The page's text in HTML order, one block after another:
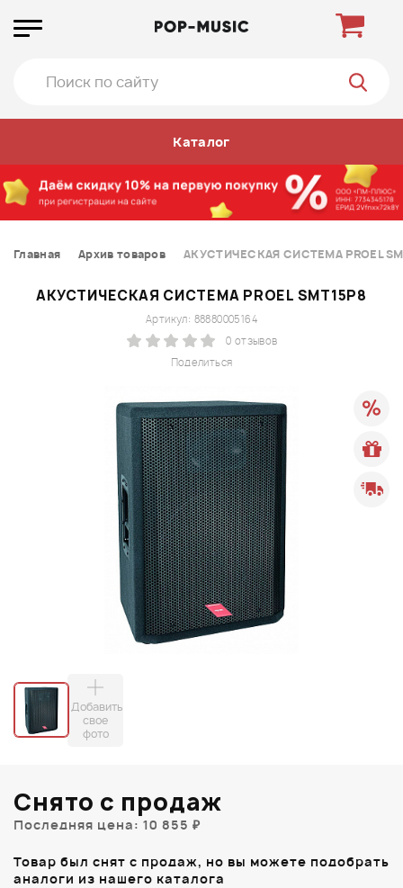
Каталог
Главная Архив товаров АКУСТИЧЕСКАЯ СИСТЕМА PROEL
АКУСТИЧЕСКАЯ СИСТЕМА PROEL SMT15P8
Поделиться
Артикул: 88880005164
0 отзывов
Добавить
свое
фото
Снято с продаж
Последняя цена: 10 855 ₽
Товар был снят с продаж, но вы можете подобрать
аналоги из нашего каталога